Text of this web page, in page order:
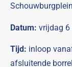
Datum: vrijdag 6
Tijd: inloop
afsluitende